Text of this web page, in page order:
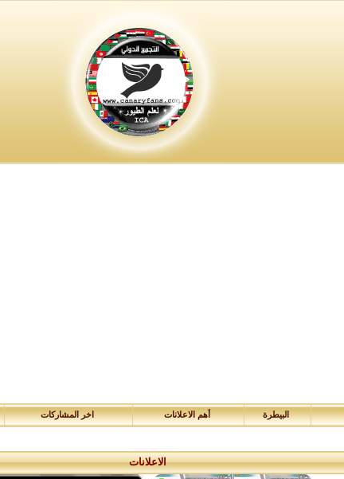
البيطرة أهم الاعلانات اخر المشاركات
الاعلانات